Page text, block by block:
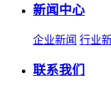
新闻中心
企业新闻 行业
联系我们